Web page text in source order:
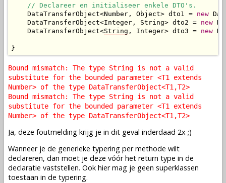
// Declareer en initialiseer enkele DTO's.
    DataTransferObject<Number, Object> dto1 =
new
    DataTransferObject<Integer, String> dto2 =
new
    DataTransferObject<
String , Integer> dto3 = new
}
Bound mismatch: The type String is not a valid
substitute for the bounded parameter <T1 extends
Number> of the type DataTransferObject<T1,T2>
Bound mismatch: The type String is not a valid
substitute for the bounded parameter <T1 extends
Number> of the type DataTransferObject<T1,T2>
Ja, deze foutmelding krijg je in dit geval inderdaad 2x ;)
Wanneer je de generieke typering per methode wilt
declareren, dan moet je deze vóór het return type in de
declaratie vaststellen. Ook hier mag je geen superklassen
toestaan in de typering.